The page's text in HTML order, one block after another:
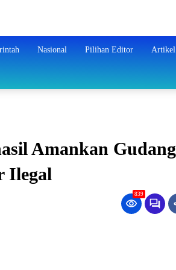
Nasional Pilihan Editor Artikel
Amankan Gudang
Ilegal
839